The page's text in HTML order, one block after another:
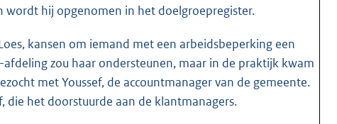
wordt hij opgenomen in het doelgroepregister.
kansen om iemand met een arbeidsbeperking een
zou haar ondersteunen, maar in de praktijk kwam
met Youssef, de accountmanager van de gemeente.
die het doorstuurde aan de klantmanagers.